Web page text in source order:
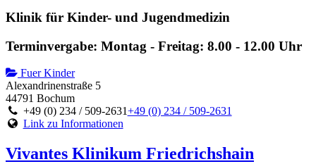
Klinik für Kinder- und Jugendmedizin
Terminvergabe: Montag - Freitag: 8.00 - 12.00 Uhr
Fuer Kinder
Alexandrinenstraße 5
44791 Bochum
+49 (0) 234 / 509-2631+49 (0) 234 / 509-2631
Link zu Informationen
Vivantes Klinikum Friedrichshain